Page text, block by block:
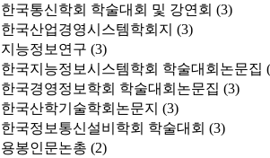
한국통신학회 학술대회 및 강연회 (3)
한국산업경영시스템학회지 (3)
지능정보연구 (3)
한국지능정보시스템학회 학술대회논문집
한국경영정보학회 학술대회논문집 (3)
한국산학기술학회논문지 (3)
한국정보통신설비학회 학술대회 (3)
용봉인문논총 (2)